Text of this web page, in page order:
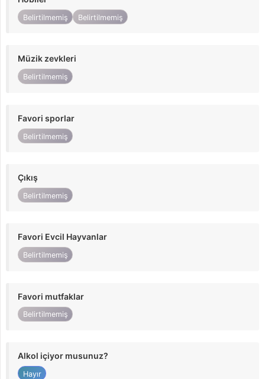
Belirtilmemiş Belirtilmemiş
Müzik zevkleri
Belirtilmemiş
Favori sporlar
Belirtilmemiş
Çıkış
Belirtilmemiş
Favori Evcil Hayvanlar
Belirtilmemiş
Favori mutfaklar
Belirtilmemiş
Alkol içiyor musunuz?
Hayır